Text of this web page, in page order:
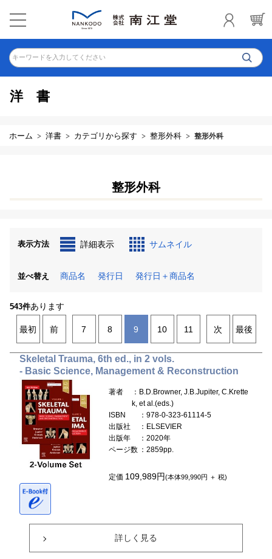
キーワードを入力してください
洋書
ホーム 洋書 カテゴリから探す 整形外科 整形外科
整形外科
表示方法 詳細表示 サムネイル
並べ替え 商品名 発行日 発行日＋商品名
543件あります
最初 前 7 8 9 10 11 次 最後
Skeletal Trauma, 6th ed., in 2 vols.
- Basic Science, Management & Reconstruction
著者
：B.D.Browner, J.B.Jupiter, C.Krette
k, et al.(eds.)
ISBN
：978-0-323-61114-5
出版社
：ELSEVIER
出版年
：2020年
ページ数 ：2859pp.
定価 109,989円(本体99,990円 ＋ 税)
詳しく見る